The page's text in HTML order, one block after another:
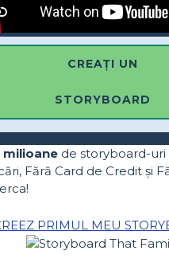
CREAȚI UN
STORYBOARD
milioane de storyboard-
Fără Card de Credit și
PRIMUL MEU